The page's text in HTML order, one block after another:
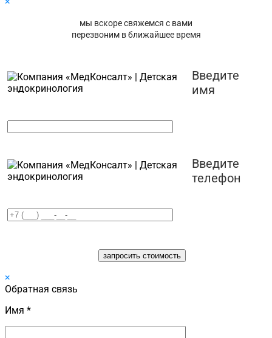
мы вскоре свяжемся с вами
перезвоним в ближайшее время
Введите
имя
Введите
телефон
×
Обратная связь
Имя *